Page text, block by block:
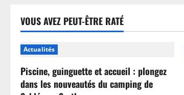
VOUS AVEZ PEUT-ÊTRE RATÉ
Actualités
Piscine, guinguette et accueil : plongez
dans les nouveautés du camping de